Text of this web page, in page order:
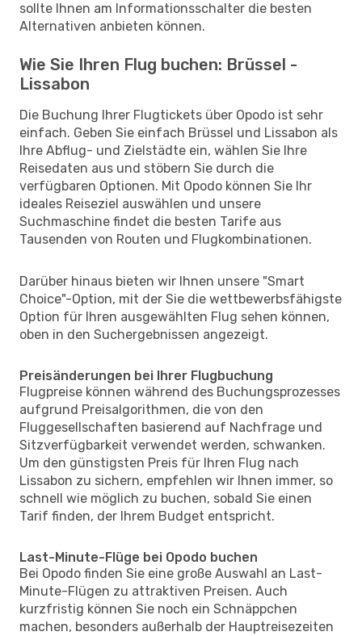
sollte Ihnen am Informationsschalter die besten
Alternativen anbieten können.
Wie Sie Ihren Flug buchen: Brüssel -
Lissabon
Die Buchung Ihrer Flugtickets über Opodo ist sehr
einfach. Geben Sie einfach Brüssel und Lissabon als
Ihre Abflug- und Zielstädte ein, wählen Sie Ihre
Reisedaten aus und stöbern Sie durch die
verfügbaren Optionen. Mit Opodo können Sie Ihr
ideales Reiseziel auswählen und unsere
Suchmaschine findet die besten Tarife aus
Tausenden von Routen und Flugkombinationen.
Darüber hinaus bieten wir Ihnen unsere "Smart
Choice"-Option, mit der Sie die wettbewerbsfähigste
Option für Ihren ausgewählten Flug sehen können,
oben in den Suchergebnissen angezeigt.
Preisänderungen bei Ihrer Flugbuchung
Flugpreise können während des Buchungsprozesses
aufgrund Preisalgorithmen, die von den
Fluggesellschaften basierend auf Nachfrage und
Sitzverfügbarkeit verwendet werden, schwanken.
Um den günstigsten Preis für Ihren Flug nach
Lissabon zu sichern, empfehlen wir Ihnen immer, so
schnell wie möglich zu buchen, sobald Sie einen
Tarif finden, der Ihrem Budget entspricht.
Last-Minute-Flüge bei Opodo buchen
Bei Opodo finden Sie eine große Auswahl an Last-
Minute-Flügen zu attraktiven Preisen. Auch
kurzfristig können Sie noch ein Schnäppchen
machen, besonders außerhalb der Hauptreisezeiten